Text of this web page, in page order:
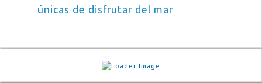
únicas de disfrutar del mar